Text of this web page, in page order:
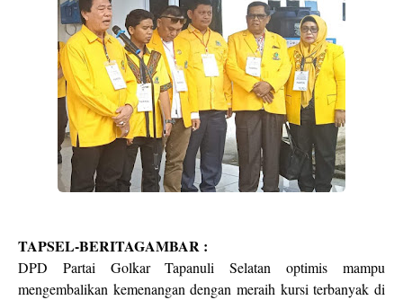
TAPSEL-BERITAGAMBAR :
DPD Partai Golkar Tapanuli Selatan optimis mampu
mengembalikan kemenangan dengan meraih kursi terbanyak di